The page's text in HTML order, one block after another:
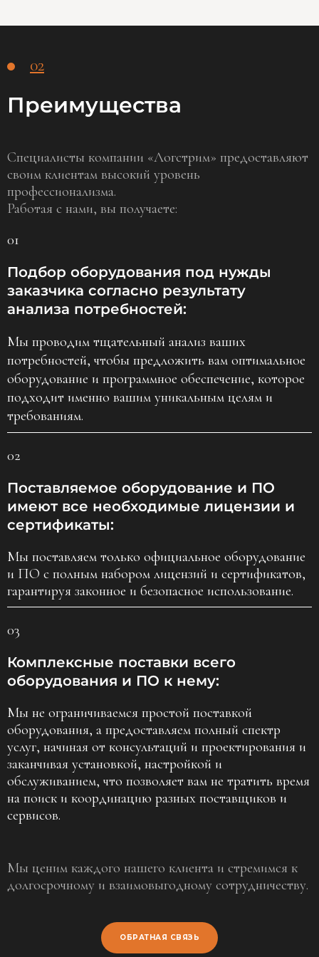
02
Преимущества
Специалисты компании «Логстрим» предоставляют
своим клиентам высокий уровень
профессионализма.
Работая с нами, вы получаете:
01
Подбор оборудования под нужды
заказчика согласно результату
анализа потребностей:
Мы проводим тщательный анализ ваших
потребностей, чтобы предложить вам оптимальное
оборудование и программное обеспечение, которое
подходит именно вашим уникальным целям и
требованиям.
02
Поставляемое оборудование и ПО
имеют все необходимые лицензии и
сертификаты:
Мы поставляем только официальное оборудование
и ПО с полным набором лицензий и сертификатов,
гарантируя законное и безопасное использование.
03
Комплексные поставки всего
оборудования и ПО к нему:
Мы не ограничиваемся простой поставкой
оборудования, а предоставляем полный спектр
услуг, начиная от консультаций и проектирования и
заканчивая установкой, настройкой и
обслуживанием, что позволяет вам не тратить время
на поиск и координацию разных поставщиков и
сервисов.
Мы ценим каждого нашего клиента и стремимся к
долгосрочному и взаимовыгодному сотрудничеству.
ОБРАТНАЯ СВЯЗЬ